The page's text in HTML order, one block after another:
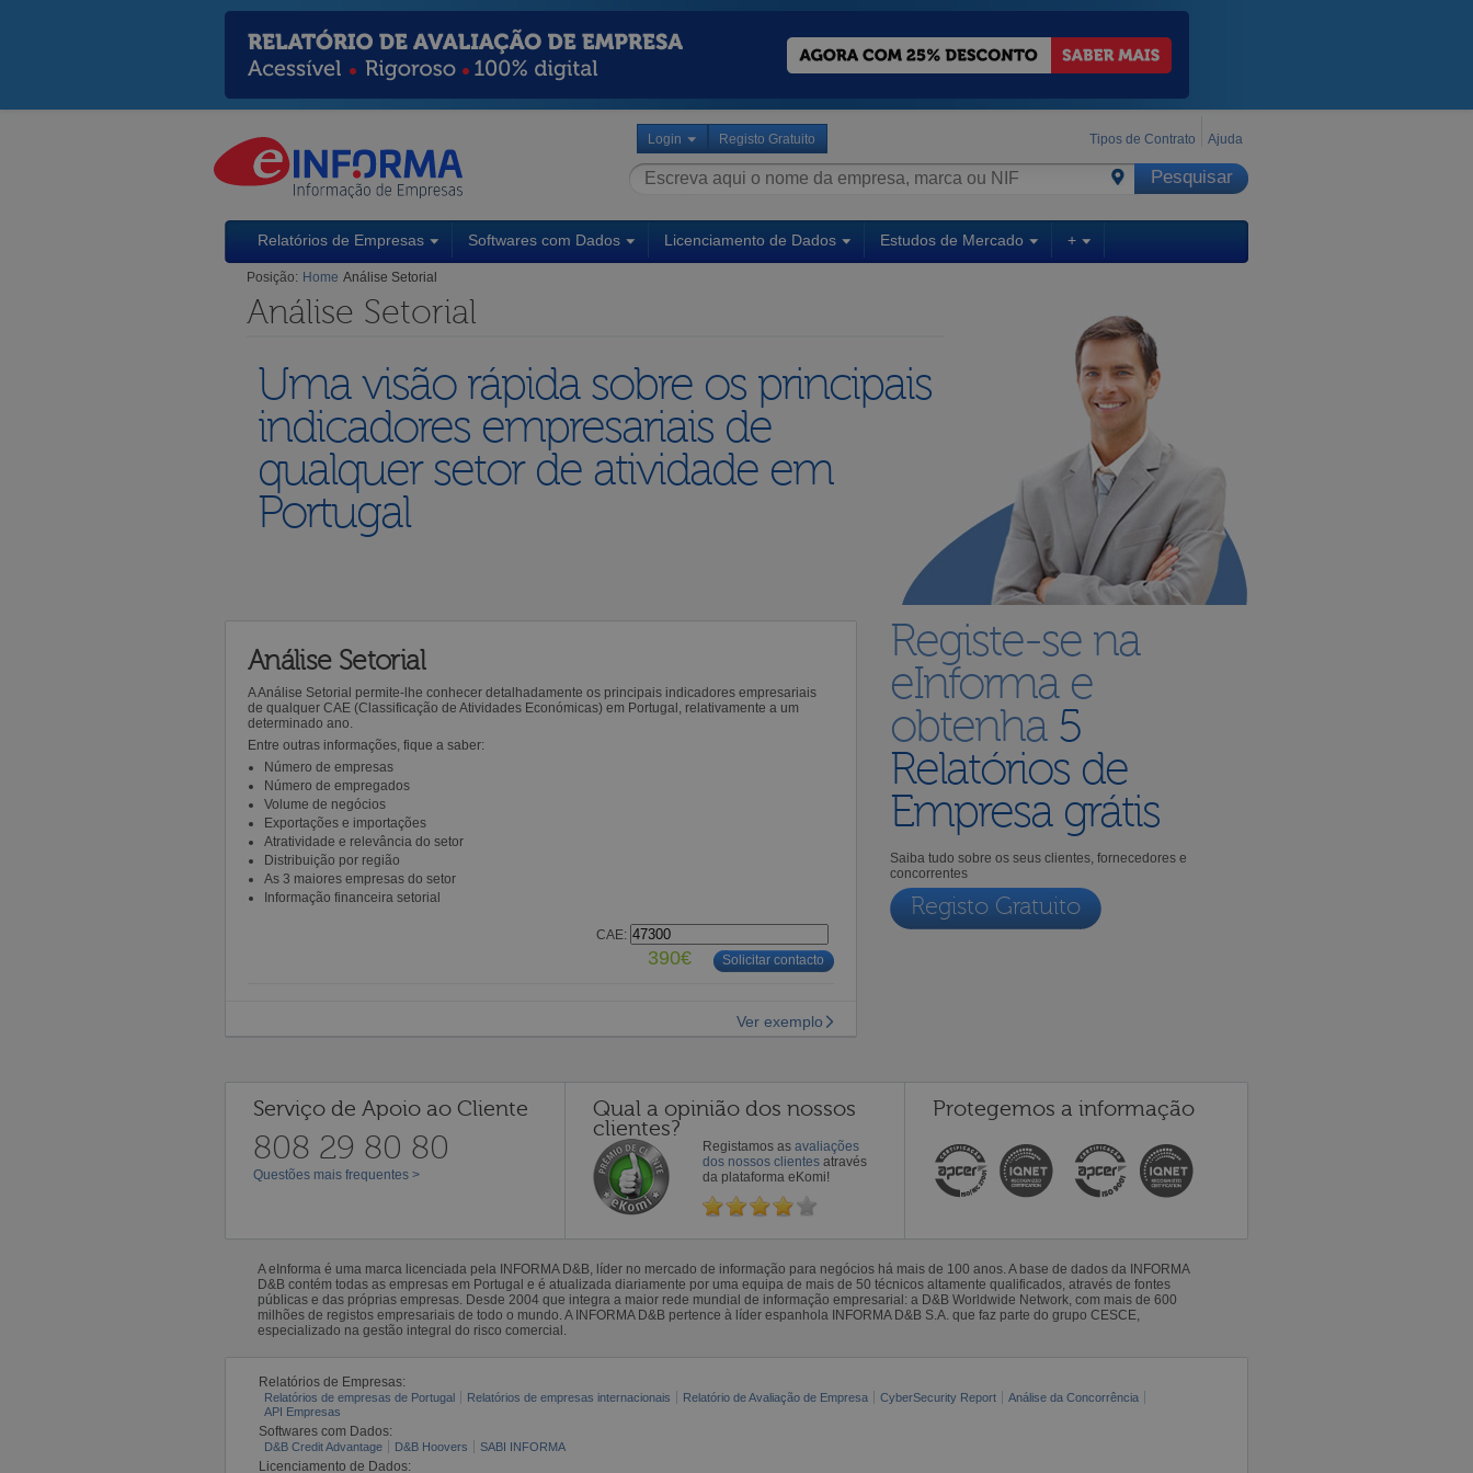
Login Registo Gratuito Tipos de Contrato Ajuda
Relatórios de Empresas Softwares com Dados Licenciamento de Dados Estudos de Mercado +
Posição: Home Análise Setorial
Análise Setorial
Uma visão rápida sobre os principais
indicadores empresariais de
qualquer setor de atividade em
Portugal
Análise Setorial
A Análise Setorial permite-lhe conhecer detalhadamente os principais indicadores empresariais
de qualquer CAE (Classificação de Atividades Económicas) em Portugal, relativamente a um
determinado ano.
Entre outras informações, fique a saber:
Número de empresas
Número de empregados
Volume de negócios
Exportações e importações
Atratividade e relevância do setor
Distribuição por região
As 3 maiores empresas do setor
Informação financeira setorial
CAE:
390€ Solicitar contacto
Ver exemplo
Registe-se na
eInforma e
obtenha 5
Relatórios de
Empresa grátis
Saiba tudo sobre os seus clientes, fornecedores e
concorrentes
Registo Gratuito
Serviço de Apoio ao Cliente
808 29 80 80
Questões mais frequentes >
Qual a opinião dos nossos
clientes?
Registamos as avaliações
dos nossos clientes através
da plataforma eKomi!
Protegemos a informação
A eInforma é uma marca licenciada pela INFORMA D&B, líder no mercado de informação para negócios há mais de 100 anos. A base de dados da INFORMA
D&B contém todas as empresas em Portugal e é atualizada diariamente por uma equipa de mais de 50 técnicos altamente qualificados, através de fontes
públicas e das próprias empresas. Desde 2004 que integra a maior rede mundial de informação empresarial: a D&B Worldwide Network, com mais de 600
milhões de registos empresariais de todo o mundo. A INFORMA D&B pertence à líder espanhola INFORMA D&B S.A. que faz parte do grupo CESCE,
especializado na gestão integral do risco comercial.
Relatórios de Empresas:
Relatórios de empresas de Portugal Relatórios de empresas internacionais Relatório de Avaliação de Empresa CyberSecurity Report
Análise da Concorrência
API Empresas
Softwares com Dados:
D&B Credit Advantage D&B Hoovers SABI INFORMA
Licenciamento de Dados: